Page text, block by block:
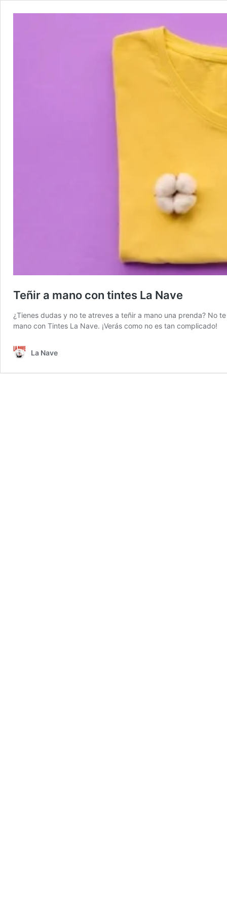
Teñir a mano con tintes La Nave
¿Tienes dudas y no te atreves a teñir a mano una prenda? No
mano con Tintes La Nave. ¡Verás como no es tan complicado!
La Nave